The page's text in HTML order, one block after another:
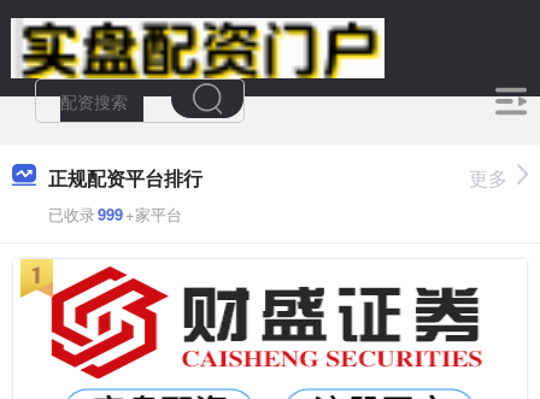
正规配资平台排行
已收录999+家平台
更多